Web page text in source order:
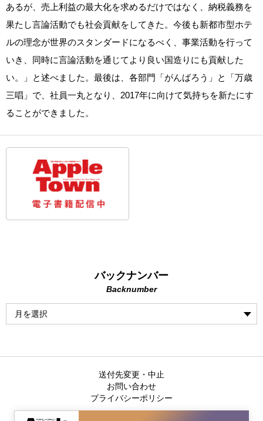
あるが、売上利益の最大化を求めるだけではなく、納税義務を
果たし言論活動でも社会貢献をしてきた。今後も新都市型ホテ
ルの理念が世界のスタンダードになるべく、事業活動を行って
いき、同時に言論活動を通じてより良い国造りにも貢献した
い。」と述べました。最後は、各部門「がんばろう」と「万歳
三唱」で、社員一丸となり、2017年に向けて気持ちを新たにす
ることができました。
バックナンバー
Backnumber
送付先変更・中止
お問い合わせ
プライバシーポリシー